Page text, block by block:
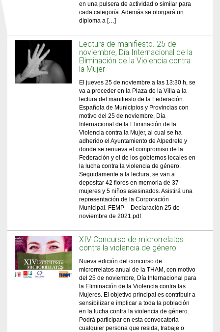
en una pulsera de actividad o similar para
cada categoría. Además se otorgará un
diploma a […]
Lectura de manifiesto. 25 de
noviembre, Día Internacional de la
Eliminación de la Violencia contra
la Mujer
El jueves 25 de noviembre a las 13:30 h, se
va a proceder en la Plaza de la Villa a la
lectura del manifiesto de la Federación
Española de Municipios y Provincias con
motivo del 25 de noviembre, Día
Internacional de la Eliminación de la
Violencia contra la Mujer, al cual se ha
adherido el Ayuntamiento de Alpedrete y
donde se renueva el compromiso de la
Federación y el de los gobiernos locales en
la lucha contra la violencia de género.
Seguidamente a la lectura, se van a
depositar 42 flores en memoria de 37
mujeres y 5 niños asesinados. Asistirá una
representación de la Corporación
Municipal. FEMP – Declaración 25 de
noviembre de 2021.pdf
XIV Concurso de microrrelatos
contra la violencia de género
Nueva edición del concurso de
microrrelatos anual de la THAM, con motivo
del 25 de noviembre, Día Internacional para
la Eliminación de la Violencia contra las
Mujeres. El objetivo principal es contribuir a
sensibilizar e implicar a toda la población
en la lucha contra la violencia de género.
Podrá participar en esta convocatoria
cualquier persona que resida, trabaje o